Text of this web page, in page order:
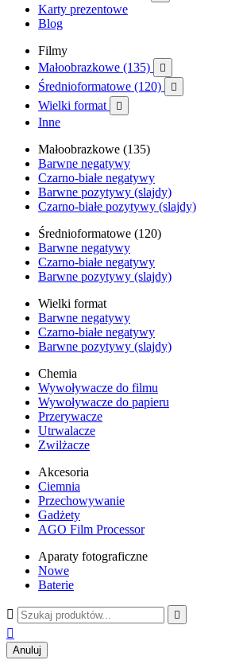
Karty prezentowe
Blog
Filmy
Małoobrazkowe (135)

Średnioformatowe (120) 
Wielki format 
Inne
Małoobrazkowe (135)
Barwne negatywy
Czarno-białe negatywy
Barwne pozytywy (slajdy)
Czarno-białe pozytywy (slajdy)
Średnioformatowe (120)
Barwne negatywy
Czarno-białe negatywy
Barwne pozytywy (slajdy)
Wielki format
Barwne negatywy
Czarno-białe negatywy
Barwne pozytywy (slajdy)
Chemia
Wywoływacze do filmu
Wywoływacze do papieru
Przerywacze
Utrwalacze
Zwilżacze
Akcesoria
Ciemnia
Przechowywanie
Gadżety
AGO Film Processor
Aparaty fotograficzne
Nowe
Baterie
 

Anuluj